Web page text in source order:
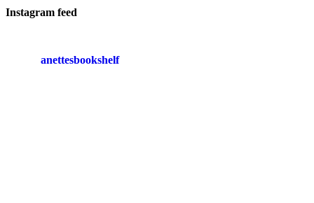
Instagram feed
anettesbookshelf